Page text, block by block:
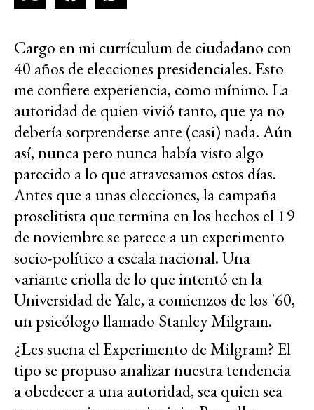
Cargo en mi currículum de ciudadano con
40 años de elecciones presidenciales. Esto
me confiere experiencia, como mínimo. La
autoridad de quien vivió tanto, que ya no
debería sorprenderse ante (casi) nada. Aún
así, nunca pero nunca había visto algo
parecido a lo que atravesamos estos días.
Antes que a unas elecciones, la campaña
proselitista que termina en los hechos el 19
de noviembre se parece a un experimento
socio-político a escala nacional. Una
variante criolla de lo que intentó en la
Universidad de Yale, a comienzos de los '60,
un psicólogo llamado Stanley Milgram.
¿Les suena el Experimento de Milgram? El
tipo se propuso analizar nuestra tendencia
a obedecer a una autoridad, sea quien sea